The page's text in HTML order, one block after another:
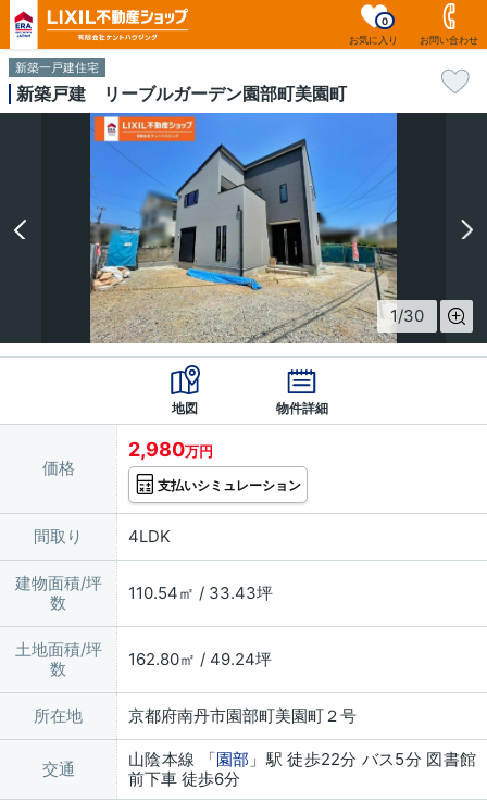
お気に入り
0
お問い合わせ
新築一戸建住宅
新築戸建 リーブルガーデン園部町美園町
1/30
地図 物件詳細
価格
2,980万円
支払いシミュレーション
間取り 4LDK
建物面積/坪
数
110.54㎡ / 33.43坪
土地面積/坪
数
162.80㎡ / 49.24坪
所在地 京都府南丹市園部町美園町２号
交通 山陰本線 「園部 」駅 徒歩22分 バス5分 図書館
前下車 徒歩6分